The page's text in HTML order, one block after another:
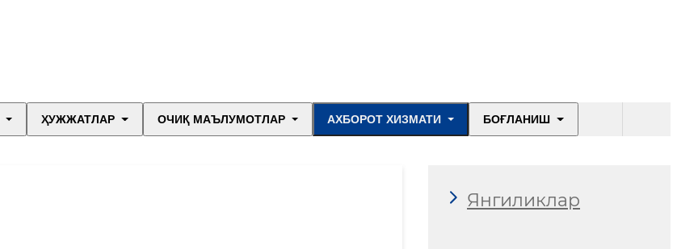
ҲУЖЖАТЛАР ОЧИҚ МАЪЛУМОТЛАР АХБОРОТ ХИЗМАТИ БОҒЛАНИШ
Янгиликлар